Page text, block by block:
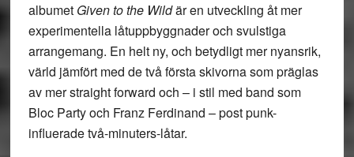
albumet Given to the Wildär en utveckling åt mer
experimentella låtuppbyggnader och svulstiga
arrangemang. En helt ny, och betydligt mer nyansrik,
värld jämfört med de två första skivorna som präglas
av mer straight forward och – i stil med band som
Bloc Party och Franz Ferdinand – post punk-
influerade två-minuters-låtar.